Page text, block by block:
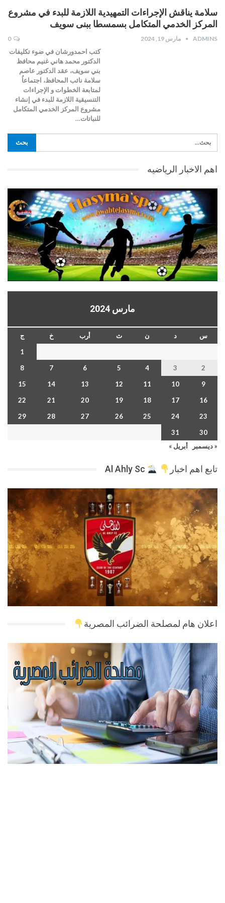
سلامة يناقش الإجراءات التمهيدية اللازمة للبدء في مشروع
المركز الخدمي المتكامل بسمسطا ببنى سويف
ADMINS مارس 19, 2024 0
كتب احمدورشان في ضوء تكليفات
الدكتور محمد هاني غنيم محافظ
بني سويف، عقد الدكتور عاصم
سلامة نائب المحافظ، اجتماعاُ
لمتابعة الخطوات و الإجراءات
التنسيقية اللازمة للبدء في إنشاء
مشروع المركز الخدمي المتكامل
للنباتات…
اهم الاخبار الرياضيه
مارس 2024
س د ن ث أرب خ
ج
1
2
3
4
5
6
7
8
9
10
11
12
13
14
15
16
17
18
19
20
21
22
23
24
25
26
27
28
29
30
31
« ديسمبر
أبريل »
تابع اهم اخبار
اعلان هام لمصلحة الضرائب المصرية